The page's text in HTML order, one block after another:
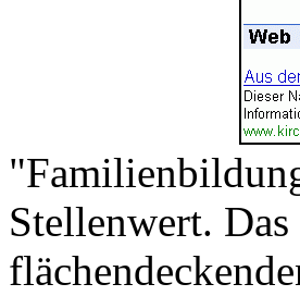
Stellenwert.